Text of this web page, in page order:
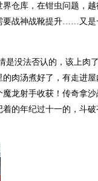
仓库，在钳虫问题，
要战神战靴提升……又是
是没法否认的，该上肉
肉汤煮好了，有走进
龙射手收获！传奇拿
的年纪过十一的，斗